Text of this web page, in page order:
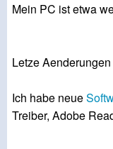
Mein PC ist etwa
Letze
Ich habe neue
Treiber, Adobe